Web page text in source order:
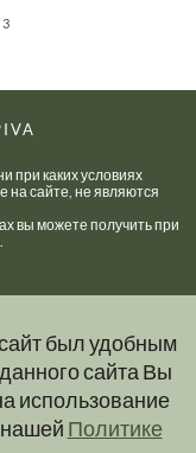
был удобным
сайта Вы
использование
Политике
при каких условиях
сайте, не являются
вы можете получить при